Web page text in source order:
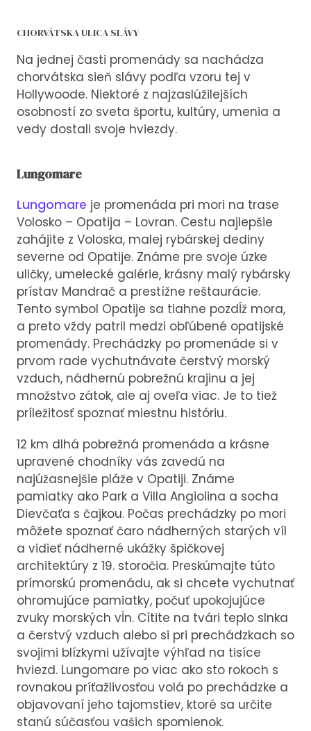
CHORVÁTSKA ULICA SLÁVY
Na jednej časti promenády sa nachádza
chorvátska sieň slávy podľa vzoru tej v
Hollywoode. Niektoré z najzaslúžilejších
osobností zo sveta športu, kultúry, umenia a
vedy dostali svoje hviezdy.
Lungomare
Lungomare je promenáda pri mori na trase
Volosko – Opatija – Lovran. Cestu najlepšie
zahájite z Voloska, malej rybárskej dediny
severne od Opatije. Známe pre svoje úzke
uličky, umelecké galérie, krásny malý rybársky
prístav Mandrač a prestížne reštaurácie.
Tento symbol Opatije sa tiahne pozdĺž mora,
a preto vždy patril medzi obľúbené opatijské
promenády. Prechádzky po promenáde si v
prvom rade vychutnávate čerstvý morský
vzduch, nádhernú pobrežnú krajinu a jej
množstvo zátok, ale aj oveľa viac. Je to tiež
príležitosť spoznať miestnu históriu.
12 km dlhá pobrežná promenáda a krásne
upravené chodníky vás zavedú na
najúžasnejšie pláže v Opatiji. Známe
pamiatky ako Park a Villa Angiolina a socha
Dievčaťa s čajkou. Počas prechádzky po mori
môžete spoznať čaro nádherných starých víl
a vidieť nádherné ukážky špičkovej
architektúry z 19. storočia. Preskúmajte túto
prímorskú promenádu, ak si chcete vychutnať
ohromujúce pamiatky, počuť upokojujúce
zvuky morských vĺn. Cítite na tvári teplo slnka
a čerstvý vzduch alebo si pri prechádzkach so
svojimi blízkymi užívajte výhľad na tisíce
hviezd. Lungomare po viac ako sto rokoch s
rovnakou príťažlivosťou volá po prechádzke a
objavovaní jeho tajomstiev, ktoré sa určite
stanú súčasťou vašich spomienok.